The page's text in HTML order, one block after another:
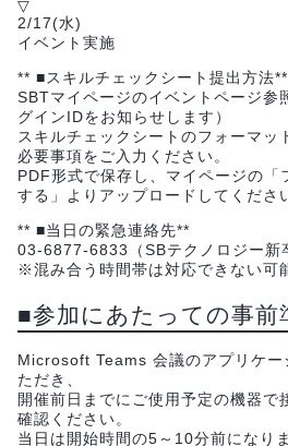
▽
2/17(水)
イベント実施
** ■スキルチェックシート提出方法**
SBTマイページのイベントページ参
グインIDをお知らせします）
スキルチェックシートのフォーマッ
必要事項をご入力ください。
PDF形式で保存し、マイページの「
する」よりアップロードしてくださ
** ■当日の緊急連絡先**
03-6877-6833（SBテクノロジー新
※混み合う時間帯は対応できない可
■参加にあたっての事前
Microsoft Teams 会議のアプリケー
ただき、
開催前日までにご使用予定の機器で
確認ください。
当日は開始時間の5～10分前になり